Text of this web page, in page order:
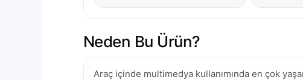
Neden Bu Ürün?
Araç içinde multimedya kullanımında en çok